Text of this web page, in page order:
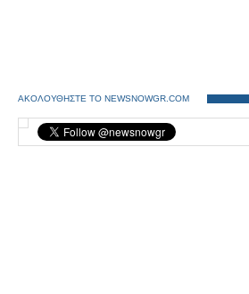
ΑΚΟΛΟΥΘΗΣΤΕ ΤΟ NEWSNOWGR.COM